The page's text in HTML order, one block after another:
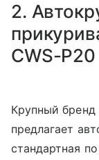
2.
CWS-P20
Крупный бренд
предлагает
стандартная